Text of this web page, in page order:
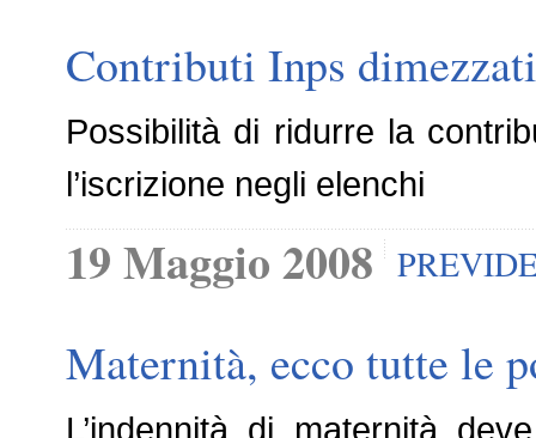
Contributi Inps
Possibilità di ridurre la
l’iscrizione negli elenchi
19 Maggio 2008
Maternità, ecco tutte le
L’indennità di maternità